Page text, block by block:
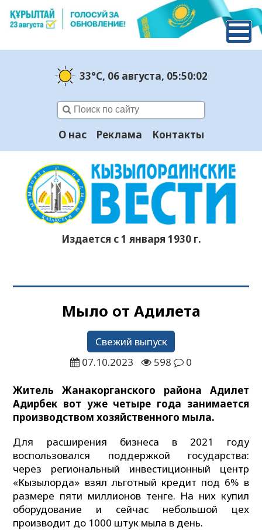
33°C, 06 августа, 05:50:03
О нас Реклама Контакты
Издается с 1 января 1930 г.
Мыло от Адилета
Свежий выпуск
07.10.2023
598 0
Житель Жанакорганского района Адилет
Адирбек вот уже четыре года занимается
производством хозяйственного мыла.
Для расширения бизнеса в 2021 году
воспользовался поддержкой государства:
через региональный инвестиционный центр
«Кызылорда» взял льготный кредит под 6% в
размере пяти миллионов тенге. На них купил
оборудование и сейчас небольшой цех
производит до 1000 штук мыла в день.